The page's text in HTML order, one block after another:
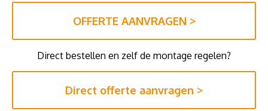
OFFERTE AANVRAGEN >
Direct bestellen en zelf de montage regelen?
Direct offerte aanvragen >